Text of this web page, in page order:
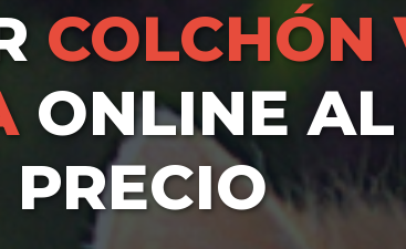
COLCHÓN
ONLINE AL
PRECIO